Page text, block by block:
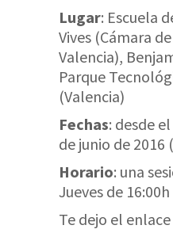
Lugar: Escuela
Vives (Cámara
Valencia),
Parque
(Valencia)
Fechas: desde
de junio de 2016
Horario: una
Jueves de
Te dejo el